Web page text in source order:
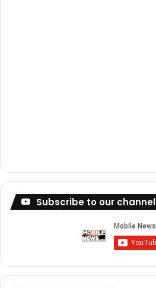
Subscribe to our channel